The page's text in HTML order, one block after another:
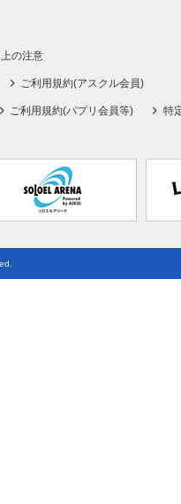
の注意
ご利用規約(アスクル会員)
ご利用規約(パプリ会員等) 特